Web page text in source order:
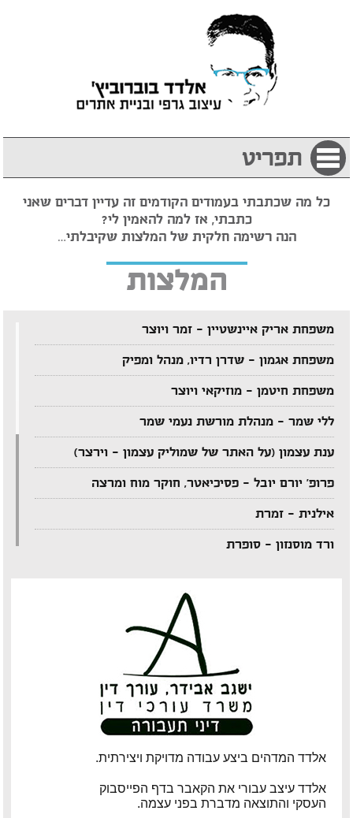
תפריט
כל מה שכתבתי בעמודים הקודמים זה עדיין דברים שאני
כתבתי, אז למה להאמין לי?
הנה רשימה חלקית של המלצות שקיבלתי…
המלצות
משפחת אריק איינשטיין – זמר ויוצר
משפחת אגמון – שדרן רדיו, מנהל ומפיק
משפחת חיטמן – מוזיקאי ויוצר
ללי שמר – מנהלת מורשת נעמי שמר
ענת עצמון (על האתר של שמוליק עצמון – וירצר)
פרופ' יורם יובל – פסיכיאטר, חוקר מוח ומרצה
אילנית – זמרת
ורד מוסנזון – סופרת
אביהו מדינה – מוזיקאי ויוצר
יענקל'ה רוטבליט – איש כותב
צדי צרפתי – במאי תיאטרון וטלוויזיה
אבי בללי – מוזיקאי ויוצר
פיטר רוט – מוזיקאי ויוצר
דודי לוי – מוזיקאי, גיטריסט ויוצר
הצג עוד המלצות >>
אלדד המדהים ביצע עבודה מדויקת ויצירתית.
אלדד עיצב עבורי את הקאבר בדף הפייסבוק
העסקי והתוצאה מדברת בפני עצמה.